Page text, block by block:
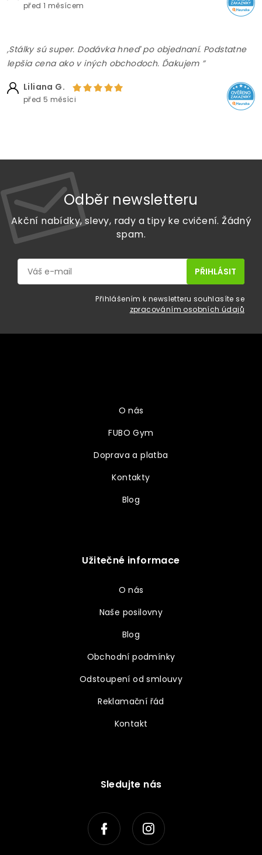
před 1 měsícem
,Stálky sú super. Dodávka hneď po objednaní. Podstatne
lepšia cena ako v iných obchodoch. Ďakujem ”
Liliana G.
před 5 měsíci
Odběr newsletteru
Akční nabídky, slevy, rady a tipy ke cvičení. Žádný
spam.
Přihlášením k newsletteru souhlasíte se
zpracováním osobních údajů
O nás
FUBO Gym
Doprava a platba
Kontakty
Blog
Užitečné informace
O nás
Naše posilovny
Blog
Obchodní podmínky
Odstoupení od smlouvy
Reklamační řád
Kontakt
Sledujte nás